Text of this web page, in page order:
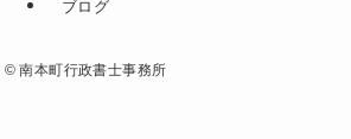
ブログ
©南本町行政書士事務所